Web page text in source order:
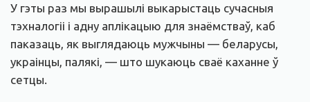
У гэты раз мы вырашылі выкарыстаць сучасныя
тэхналогіі і адну аплікацыю для знаёмстваў, каб
паказаць, як выглядаюць мужчыны — беларусы,
украінцы, палякі, — што шукаюць сваё каханне ў
сетцы.